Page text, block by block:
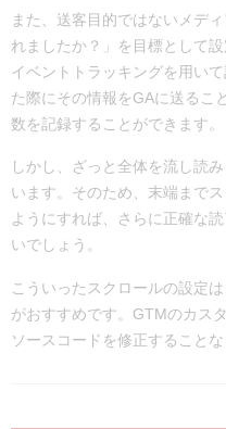
また、送客目的ではないメデ
れましたか？」を目標として
イベントトラッキングを用い
た際にその情報をGAに送るこ
数を記録することができます。
しかし、ざっと全体を流し読
います。そのため、末端まで
ようにすれば、さらに正確な
いでしょう。
こういったスクロールの設定は
がおすすめです。GTMのカス
ソースコードを修正することな